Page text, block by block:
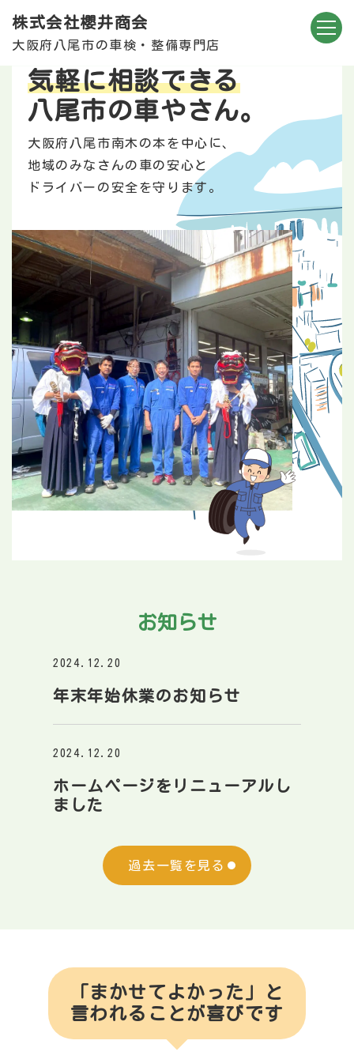
株式会社櫻井商会
大阪府八尾市の車検・整備専門店
気軽に相談できる
八尾市の車やさん。
大阪府八尾市南木の本を中心に、
地域のみなさんの車の安心と
ドライバーの安全を守ります。
お知らせ
2024.12.20
年末年始休業のお知らせ
2024.12.20
ホームページをリニューアルし
ました
過去一覧を見る
「まかせてよかった」と
言われることが喜びです